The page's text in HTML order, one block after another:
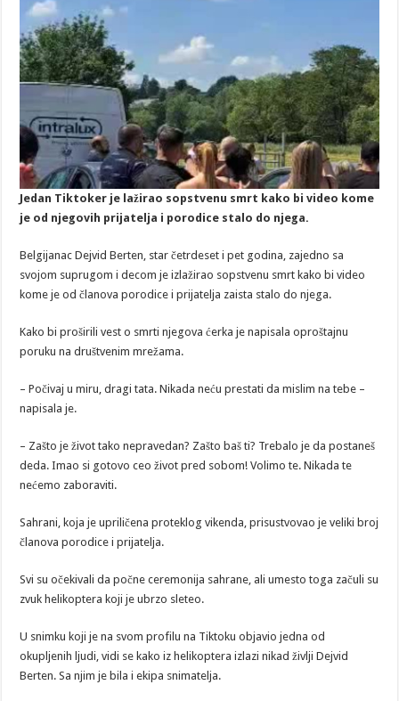
Jedan Tiktoker je lažirao sopstvenu smrt kako bi video kome
je od njegovih prijatelja i porodice stalo do njega.
Belgijanac Dejvid Berten, star četrdeset i pet godina, zajedno sa
svojom suprugom i decom je izlažirao sopstvenu smrt kako bi video
kome je od članova porodice i prijatelja zaista stalo do njega.
Kako bi proširili vest o smrti njegova ćerka je napisala oproštajnu
poruku na društvenim mrežama.
– Počivaj u miru, dragi tata. Nikada neću prestati da mislim na tebe –
napisala je.
– Zašto je život tako nepravedan? Zašto baš ti? Trebalo je da postaneš
deda. Imao si gotovo ceo život pred sobom! Volimo te. Nikada te
nećemo zaboraviti.
Sahrani, koja je upriličena proteklog vikenda, prisustvovao je veliki broj
članova porodice i prijatelja.
Svi su očekivali da počne ceremonija sahrane, ali umesto toga začuli su
zvuk helikoptera koji je ubrzo sleteo.
U snimku koji je na svom profilu na Tiktoku objavio jedna od
okupljenih ljudi, vidi se kako iz helikoptera izlazi nikad življi Dejvid
Berten. Sa njim je bila i ekipa snimatelja.